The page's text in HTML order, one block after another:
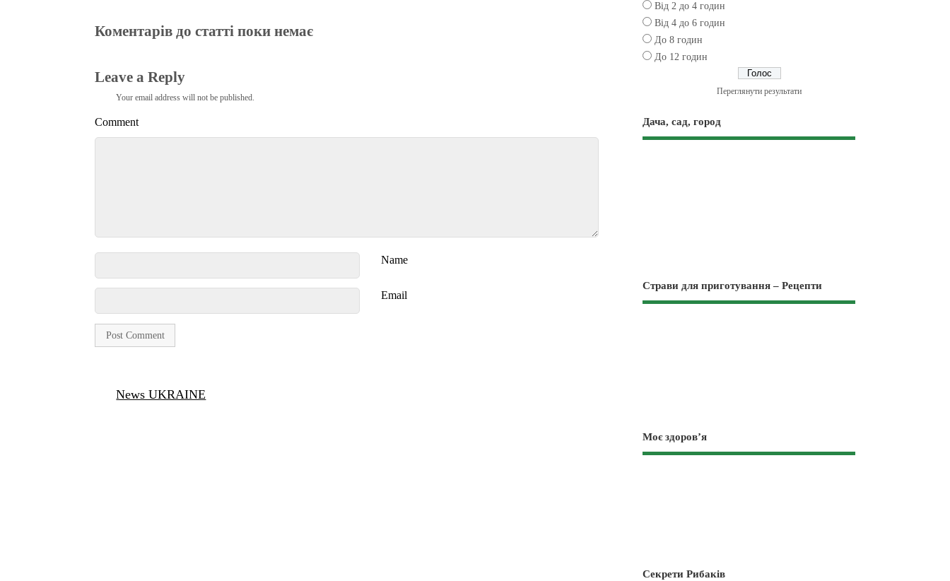
Коментарів до статті поки немає
Leave a Reply
Your email address will not be published.
Comment
Name
Email
News UKRAINE
Від 2 до 4 годин
Від 4 до 6 годин
До 8 годин
До 12 годин
Переглянути результати
Дача, сад, город
Страви для приготування – Рецепти
Моє здоров’я
Секрети Рибаків